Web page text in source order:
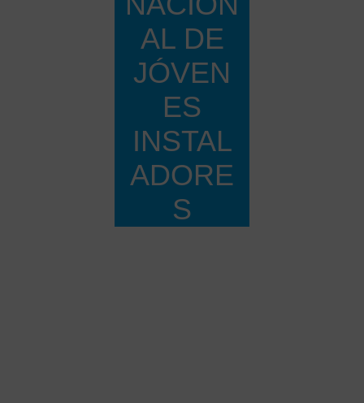
AL DE
JÓVEN
ES
INSTAL
ADORE
S